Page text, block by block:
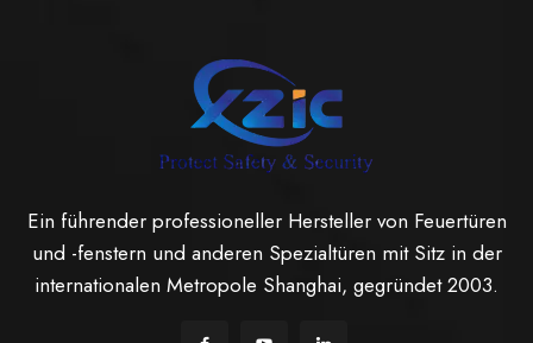
Ein führender professioneller Hersteller von Feuertüren
und -fenstern und anderen Spezialtüren mit Sitz in der
internationalen Metropole Shanghai, gegründet 2003.